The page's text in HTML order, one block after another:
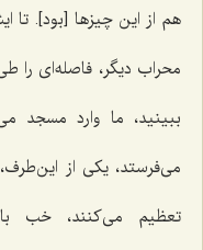
هم از این چیزها [بود]. تا
محراب دیگر، فاصله‌ای را
ببینید، ما وارد مسجد
می‌فرستد، یکی از
تعظیم می‌کنند، خب